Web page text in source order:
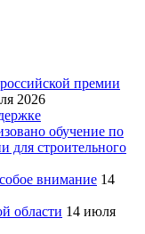
премии
2026
обучение по
для строительного
внимание 14
области 14 июля